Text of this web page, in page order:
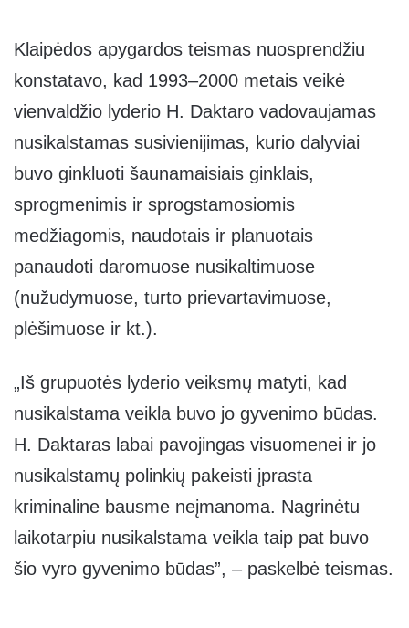
Klaipėdos apygardos teismas nuosprendžiu
konstatavo, kad 1993–2000 metais veikė
vienvaldžio lyderio H. Daktaro vadovaujamas
nusikalstamas susivienijimas, kurio dalyviai
buvo ginkluoti šaunamaisiais ginklais,
sprogmenimis ir sprogstamosiomis
medžiagomis, naudotais ir planuotais
panaudoti daromuose nusikaltimuose
(nužudymuose, turto prievartavimuose,
plėšimuose ir kt.).
„Iš grupuotės lyderio veiksmų matyti, kad
nusikalstama veikla buvo jo gyvenimo būdas.
H. Daktaras labai pavojingas visuomenei ir jo
nusikalstamų polinkių pakeisti įprasta
kriminaline bausme neįmanoma. Nagrinėtu
laikotarpiu nusikalstama veikla taip pat buvo
šio vyro gyvenimo būdas”, – paskelbė teismas.